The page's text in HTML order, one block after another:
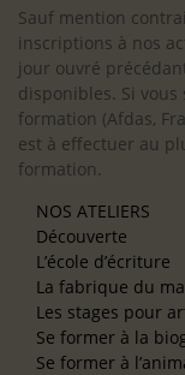
Sauf mention
inscriptions à nos
jour ouvré
disponibles. Si
formation (Afdas,
est à effectuer au
formation.
NOS ATELIERS
Découverte
L’école d’écriture
La fabrique du
Les stages pour
Se former à la
Se former à